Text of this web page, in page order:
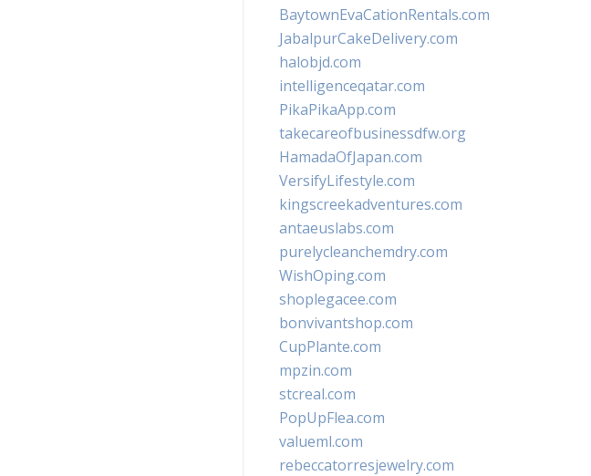
BaytownEvaCationRentals.com
JabalpurCakeDelivery.com
halobjd.com
intelligenceqatar.com
PikaPikaApp.com
takecareofbusinessdfw.org
HamadaOfJapan.com
VersifyLifestyle.com
kingscreekadventures.com
antaeuslabs.com
purelycleanchemdry.com
WishOping.com
shoplegacee.com
bonvivantshop.com
CupPlante.com
mpzin.com
stcreal.com
PopUpFlea.com
valueml.com
rebeccatorresjewelry.com